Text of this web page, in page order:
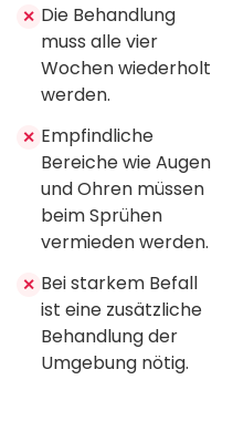
✕ Die Behandlung
muss alle vier
Wochen wiederholt
werden.
✕ Empfindliche
Bereiche wie Augen
und Ohren müssen
beim Sprühen
vermieden werden.
✕ Bei starkem Befall
ist eine zusätzliche
Behandlung der
Umgebung nötig.